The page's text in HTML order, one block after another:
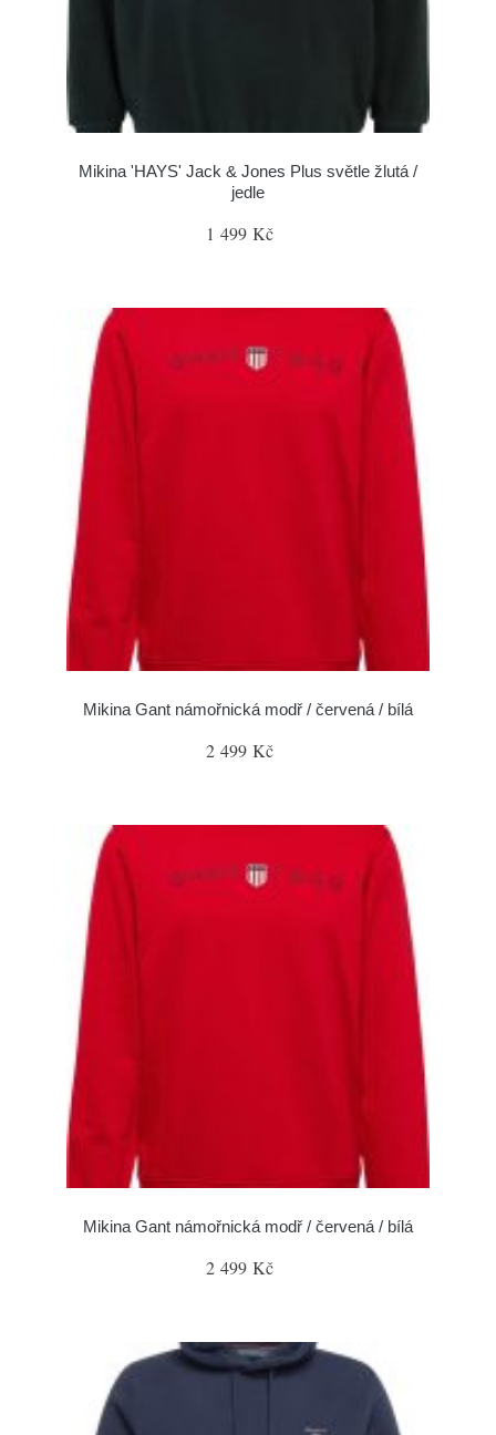
Mikina 'HAYS' Jack & Jones Plus světle žlutá /
jedle
1 499 Kč
Mikina Gant námořnická modř / červená / bílá
2 499 Kč
Mikina Gant námořnická modř / červená / bílá
2 499 Kč